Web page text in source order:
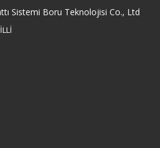
Sistemi Boru Teknolojisi Co., Ltd